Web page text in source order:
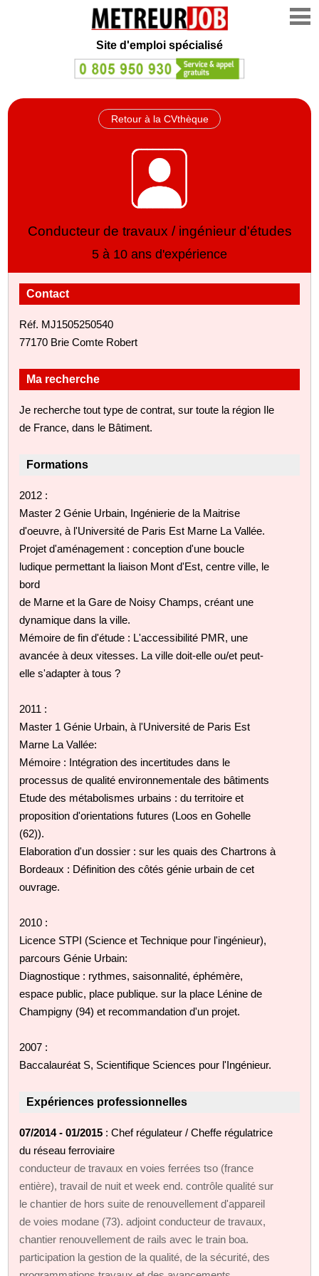
Site d'emploi spécialisé
Retour à la CVthèque
Conducteur de travaux / ingénieur d'études
5 à 10 ans d'expérience
Contact
Réf. MJ1505250540
77170 Brie Comte Robert
Ma recherche
Je recherche tout type de contrat, sur toute la région Ile
de France, dans le Bâtiment.
Formations
2012 :
Master 2 Génie Urbain, Ingénierie de la Maitrise
d'oeuvre, à l'Université de Paris Est Marne La Vallée.
Projet d'aménagement : conception d'une boucle
ludique permettant la liaison Mont d'Est, centre ville, le
bord
de Marne et la Gare de Noisy Champs, créant une
dynamique dans la ville.
Mémoire de fin d'étude : L'accessibilité PMR, une
avancée à deux vitesses. La ville doit-elle ou/et peut-
elle s'adapter à tous ?
2011 :
Master 1 Génie Urbain, à l'Université de Paris Est
Marne La Vallée:
Mémoire : Intégration des incertitudes dans le
processus de qualité environnementale des bâtiments
Etude des métabolismes urbains : du territoire et
proposition d'orientations futures (Loos en Gohelle
(62)).
Elaboration d'un dossier : sur les quais des Chartrons à
Bordeaux : Définition des côtés génie urbain de cet
ouvrage.
2010 :
Licence STPI (Science et Technique pour l'ingénieur),
parcours Génie Urbain:
Diagnostique : rythmes, saisonnalité, éphémère,
espace public, place publique. sur la place Lénine de
Champigny (94) et recommandation d'un projet.
2007 :
Baccalauréat S, Scientifique Sciences pour l'Ingénieur.
Expériences professionnelles
07/2014 - 01/2015 : Chef régulateur / Cheffe régulatrice
du réseau ferroviaire
conducteur de travaux en voies ferrées tso (france
entière), travail de nuit et week end. contrôle qualité sur
le chantier de hors suite de renouvellement d'appareil
de voies modane (73). adjoint conducteur de travaux,
chantier renouvellement de rails avec le train boa.
participation la gestion de la qualité, de la sécurité, des